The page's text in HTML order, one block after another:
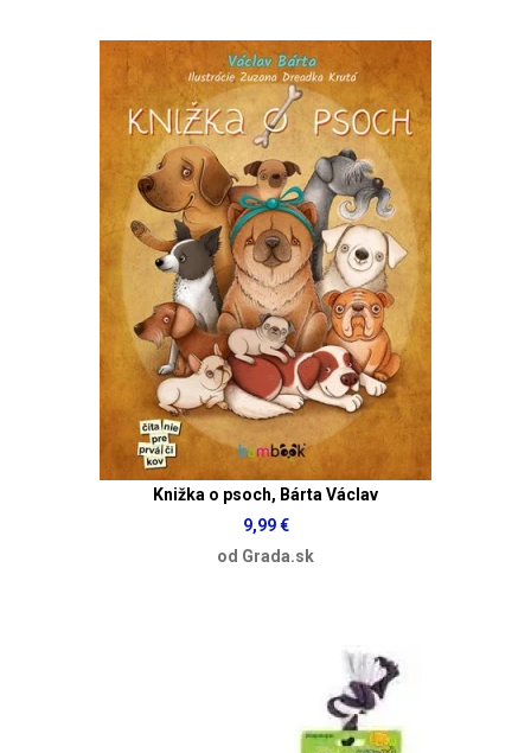
Knižka o psoch, Bárta Václav
9,99 €
od Grada.sk